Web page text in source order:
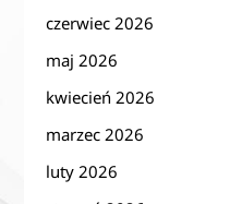
czerwiec 2026
maj 2026
kwiecień 2026
marzec 2026
luty 2026